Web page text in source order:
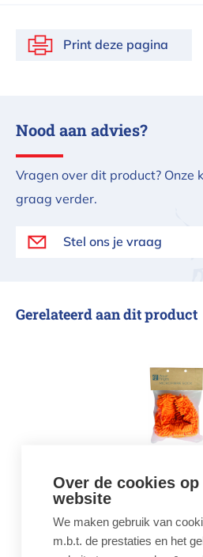
Print deze pagina
Nood aan advies?
Vragen over dit product? Onze
graag verder.
Stel ons je vraag
Gerelateerd aan dit product
Aqua Fingers
vervangsok
borstel
€ 28,99
Over de cookies op
website
We maken gebruik van
m.b.t. de prestaties en het